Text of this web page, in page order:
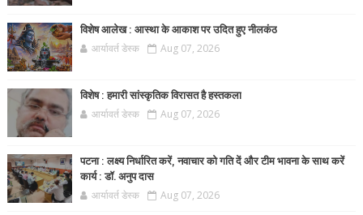
विशेष आलेख : आस्था के आकाश पर उदित हुए नीलकंठ
आर्यावर्त डेस्क Aug 07, 2026
विशेष : हमारी सांस्कृतिक विरासत है हस्तकला
आर्यावर्त डेस्क Aug 07, 2026
पटना : लक्ष्य निर्धारित करें, नवाचार को गति दें और टीम भावना के साथ करें
कार्य : डॉ. अनुप दास
आर्यावर्त डेस्क Aug 07, 2026